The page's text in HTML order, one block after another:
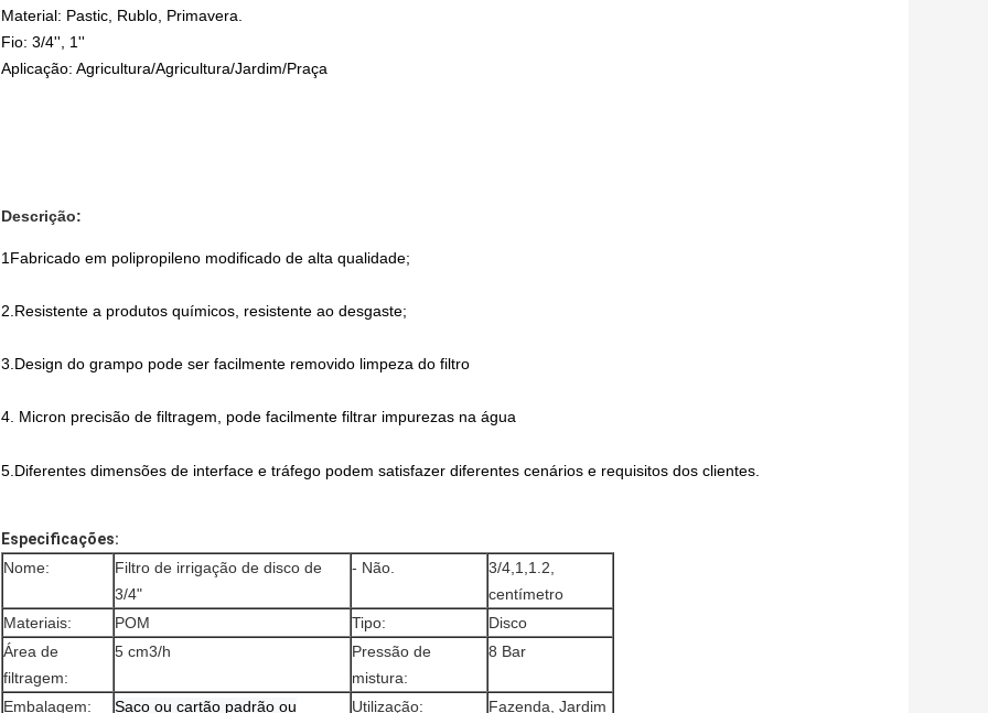
Material: Pastic, Rublo, Primavera.
Fio: 3/4'', 1''
Aplicação: Agricultura/Agricultura/Jardim/Praça
Descrição:
1Fabricado em polipropileno modificado de alta qualidade;
2.Resistente a produtos químicos, resistente ao desgaste;
3.Design do grampo pode ser facilmente removido limpeza do filtro
4. Micron precisão de filtragem, pode facilmente filtrar impurezas na água
5.Diferentes dimensões de interface e tráfego podem satisfazer diferentes cenários e requisitos dos clientes.
Especificações:
Nome:
Filtro de irrigação de disco de
3/4"
- Não.
3/4,1,1.2,
centímetro
Materiais:
POM Tipo:
Disco
Área de
filtragem:
5 cm3/h
Pressão de
mistura:
8 Bar
Embalagem: Saco ou cartão padrão ou Utilização: Fazenda, Jardim